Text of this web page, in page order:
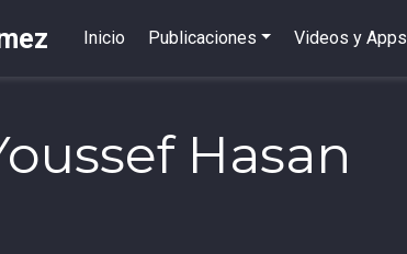
Inicio Publicaciones Videos y Apps
Hasan